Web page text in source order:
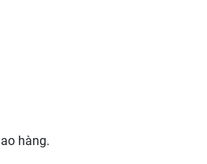
hàng.